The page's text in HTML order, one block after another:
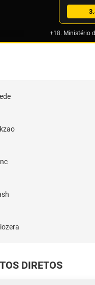
+18. Ministério
DIRETOS